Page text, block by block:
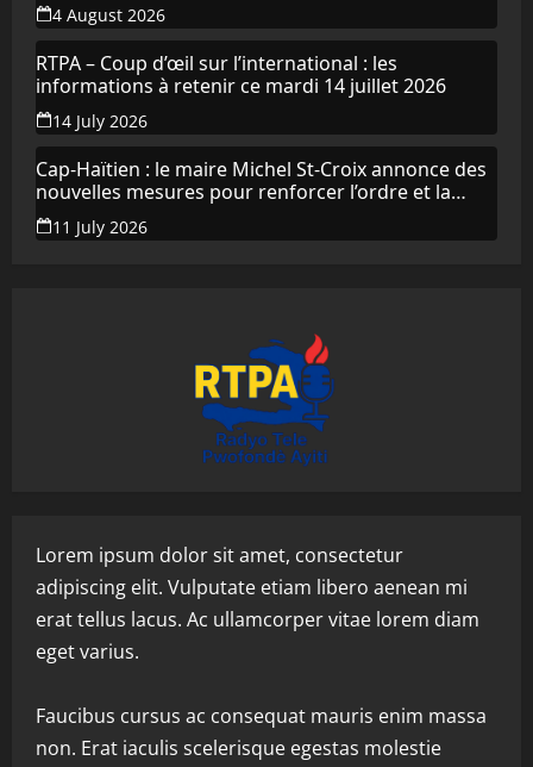
4 August 2026
RTPA – Coup d’œil sur l’international : les
informations à retenir ce mardi 14 juillet 2026
14 July 2026
Cap-Haïtien : le maire Michel St-Croix annonce des
nouvelles mesures pour renforcer l’ordre et la
propreté de la ville
11 July 2026
Lorem ipsum dolor sit amet, consectetur
adipiscing elit. Vulputate etiam libero aenean mi
erat tellus lacus. Ac ullamcorper vitae lorem diam
eget varius.
Faucibus cursus ac consequat mauris enim massa
non. Erat iaculis scelerisque egestas molestie